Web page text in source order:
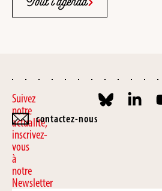
Suivez
notre
actualité,
inscrivez-
vous
à
notre
Newsletter
contactez-nous